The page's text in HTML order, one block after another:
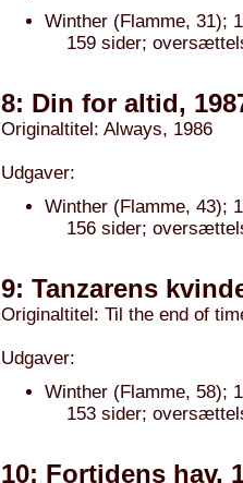
Winther (Flamme, 31);
159 sider;
8: Din for altid,
Originaltitel: Always, 1986
Udgaver:
Winther (Flamme, 43);
156 sider;
9: Tanzarens
Originaltitel: Til the end of
Udgaver:
Winther (Flamme, 58);
153 sider;
10: Fortidens hav,